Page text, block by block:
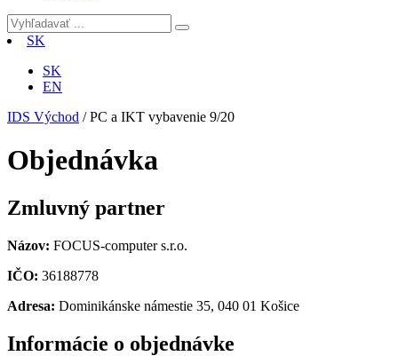
SK
SK
EN
IDS Východ /PC a IKT vybavenie 9/20
Objednávka
Zmluvný partner
Názov: FOCUS-computer s.r.o.
IČO: 36188778
Adresa: Dominikánske námestie 35, 040 01 Košice
Informácie o objednávke